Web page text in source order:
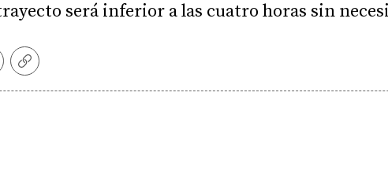
será inferior a las cuatro horas sin
Copiar